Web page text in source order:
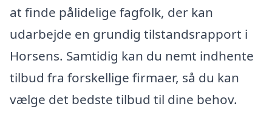
at finde pålidelige fagfolk, der kan
udarbejde en grundig tilstandsrapport i
Horsens. Samtidig kan du nemt indhente
tilbud fra forskellige firmaer, så du kan
vælge det bedste tilbud til dine behov.